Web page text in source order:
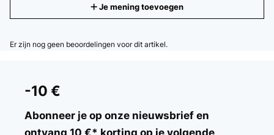
Je mening toevoegen
Er zijn nog geen beoordelingen voor dit artikel.
-10 €
Abonneer je op onze nieuwsbrief en
ontvang 10 €* korting op je volgende